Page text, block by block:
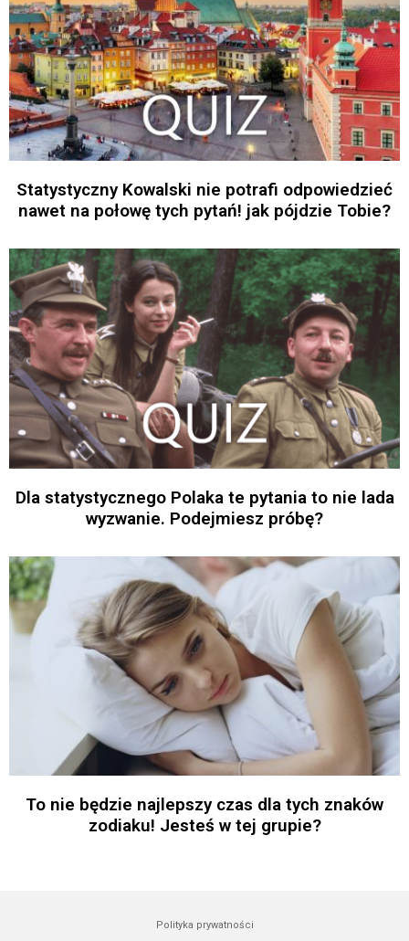
Statystyczny Kowalski nie potrafi odpowiedzieć
nawet na połowę tych pytań! jak pójdzie Tobie?
Dla statystycznego Polaka te pytania to nie lada
wyzwanie. Podejmiesz próbę?
To nie będzie najlepszy czas dla tych znaków
zodiaku! Jesteś w tej grupie?
Polityka prywatności